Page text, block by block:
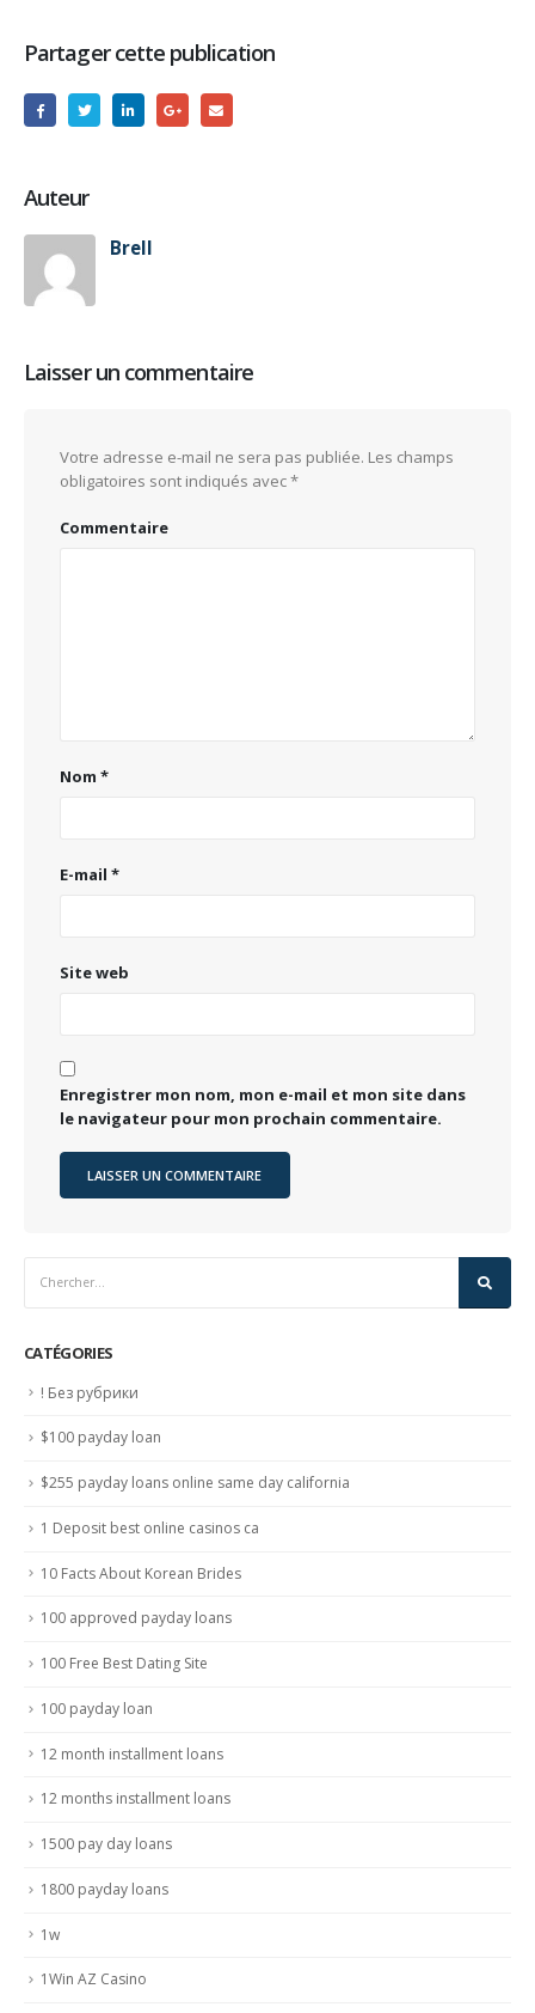
Partager cette publication
Auteur
Brell
Laisser un commentaire
Votre adresse e-mail ne sera pas publiée. Les champs
obligatoires sont indiqués avec*
Commentaire
Nom *
E-mail *
Site web
Enregistrer mon nom, mon e-mail et mon site dans
le navigateur pour mon prochain commentaire.
CATÉGORIES
! Без рубрики
$100 payday loan
$255 payday loans online same day california
1 Deposit best online casinos ca
10 Facts About Korean Brides
100 approved payday loans
100 Free Best Dating Site
100 payday loan
12 month installment loans
12 months installment loans
1500 pay day loans
1800 payday loans
1w
1Win AZ Casino